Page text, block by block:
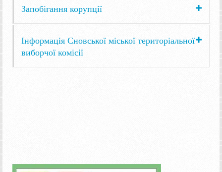
Запобігання корупції
Інформація Сновської міської територіальної
виборчої комісії